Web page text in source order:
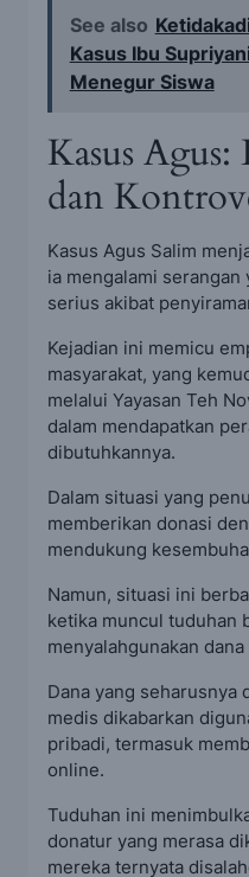
See also
Kasus Ibu
Menegur Siswa
Kasus
dan
Kasus Agus Salim
ia mengalami
serius akibat
Kejadian ini memicu
masyarakat, yang
melalui Yayasan Teh
dalam mendapatkan
dibutuhkannya.
Dalam situasi yang
memberikan donasi
mendukung
Namun, situasi ini
ketika muncul tuduhan
menyalahgunakan
Dana yang seharusnya
medis dikabarkan
pribadi, termasuk
online.
Tuduhan ini
donatur yang merasa
mereka ternyata